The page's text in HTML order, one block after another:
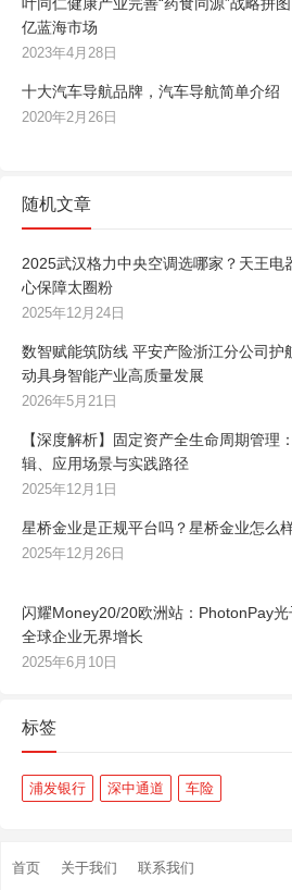
亿蓝海市场
2023年4月28日
十大汽车导航品牌，汽车导航简单介绍
2020年2月26日
随机文章
2025武汉格力中央空调选哪家？天王电
心保障太圈粉
2025年12月24日
数智赋能筑防线 平安产险浙江分公司护
动具身智能产业高质量发展
2026年5月21日
【深度解析】固定资产全生命周期管理
辑、应用场景与实践路径
2025年12月1日
星桥金业是正规平台吗？星桥金业怎么
2025年12月26日
闪耀Money20/20欧洲站：PhotonPay光
全球企业无界增长
2025年6月10日
标签
浦发银行 深中通道 车险
首页 关于我们 联系我们